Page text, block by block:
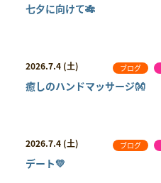
七夕に向けて🎋
2026.7.4 (土) ブログ
癒しのハンドマッサージ👐
2026.7.4 (土) ブログ
デート💛